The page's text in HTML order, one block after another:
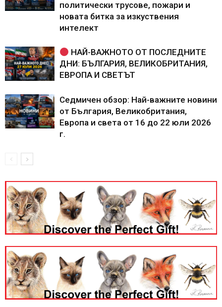
политически трусове, пожари и
новата битка за изкуствения
интелект
НАЙ-ВАЖНОТО ОТ ПОСЛЕДНИТЕ
ДНИ: БЪЛГАРИЯ, ВЕЛИКОБРИТАНИЯ,
ЕВРОПА И СВЕТЪТ
Седмичен обзор: Най-важните новини
от България, Великобритания,
Европа и света от 16 до 22 юли 2026
г.